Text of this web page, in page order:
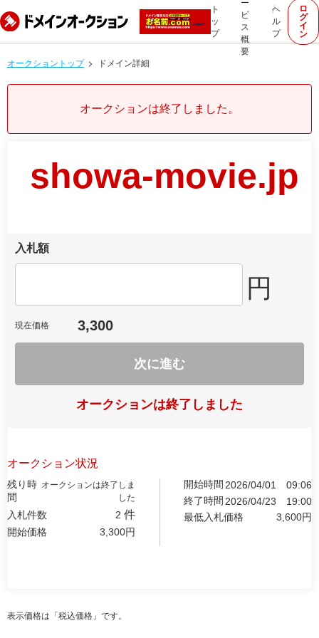
ト
ッ
プ
ー
ビ
ス
概
要
ヘ
ル
プ
ロ
グ
イ
ン
オークショントップ ドメイン詳細
オークションは終了しました。
showa-movie.jp
入札額
円
現在価格 3,300
次に進む
オークションは終了しました
オークション状況
残り時
間
オークションは終了しま
した
入札件数 2 件
開始価格 3,300円
開始時間 2026/04/01
09:06
終了時間 2026/04/23
19:00
最低入札価格
3,600円
表示価格は「税込価格」です。